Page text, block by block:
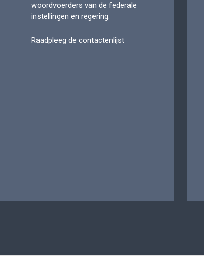
woordvoerders van de federale
instellingen en regering.
Raadpleeg de contactenlijst